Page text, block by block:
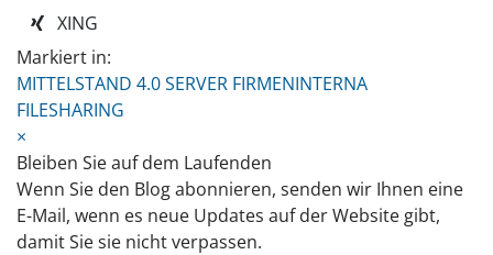
XING
Markiert in:
MITTELSTAND 4.0SERVER FIRMENINTERNA
FILESHARING
×
Bleiben Sie auf dem Laufenden
Wenn Sie den Blog abonnieren, senden wir Ihnen eine
E-Mail, wenn es neue Updates auf der Website gibt,
damit Sie sie nicht verpassen.